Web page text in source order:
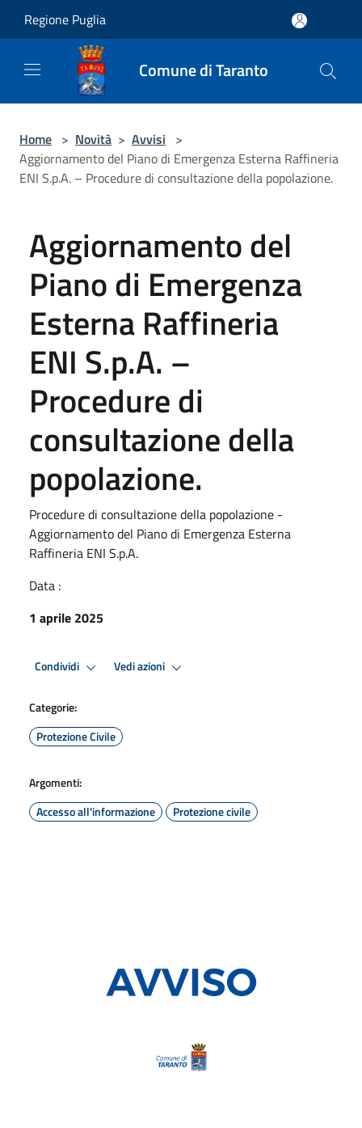
Regione Puglia
Comune di Taranto
Home > Novità > Avvisi >
Aggiornamento del Piano di Emergenza Esterna Raffineria
ENI S.p.A. – Procedure di consultazione della popolazione.
Aggiornamento del
Piano di Emergenza
Esterna Raffineria
ENI S.p.A. –
Procedure di
consultazione della
popolazione.
Procedure di consultazione della popolazione -
Aggiornamento del Piano di Emergenza Esterna
Raffineria ENI S.p.A.
Data :
1 aprile 2025
Condividi Vedi azioni
Categorie:
Protezione Civile
Argomenti:
Accesso all'informazione
Protezione civile